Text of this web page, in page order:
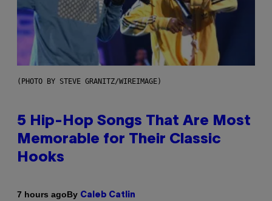
(PHOTO BY STEVE GRANITZ/WIREIMAGE)
5 Hip-Hop Songs That Are Most
Memorable for Their Classic
Hooks
7 hours agoBy Caleb Catlin